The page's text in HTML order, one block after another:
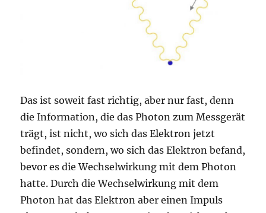
Das ist soweit fast richtig, aber nur fast, denn
die Information, die das Photon zum Messgerät
trägt, ist nicht, wo sich das Elektron jetzt
befindet, sondern, wo sich das Elektron befand,
bevor es die Wechselwirkung mit dem Photon
hatte. Durch die Wechselwirkung mit dem
Photon hat das Elektron aber einen Impuls